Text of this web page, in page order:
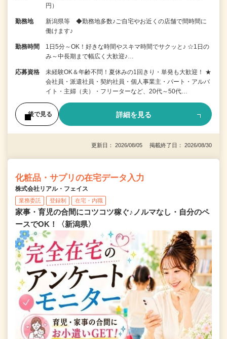
円）
勤務地
新潟県等 ◆勤務地多数♪ご自宅やお近くの店舗で間時間に
働けます♪
勤務時間
1日5分～OK！好きな時間やスキマ時間でサクッと♪ ☆1日の
み～中長期まで幅広く大歓迎♪…
応募資格
未経験OK＆年齢不問！夏休みの1回きり・単発も大歓迎！ ★
会社員・派遣社員・契約社員・個人事業主・パート・アルバ
イト・主婦（夫）・フリーターなど、20代～50代…
後で見る 詳細を見る
更新日： 2026/08/05 掲載終了日： 2026/08/30
化粧品・サプリの在宅データ入力
株式会社リアル・フェイス
業務委託 登録制 在宅・内職
家事・育児の合間にコツコツ稼ぐ♪ノルマなし・自分のペ
ースでOK！〈新潟県〉